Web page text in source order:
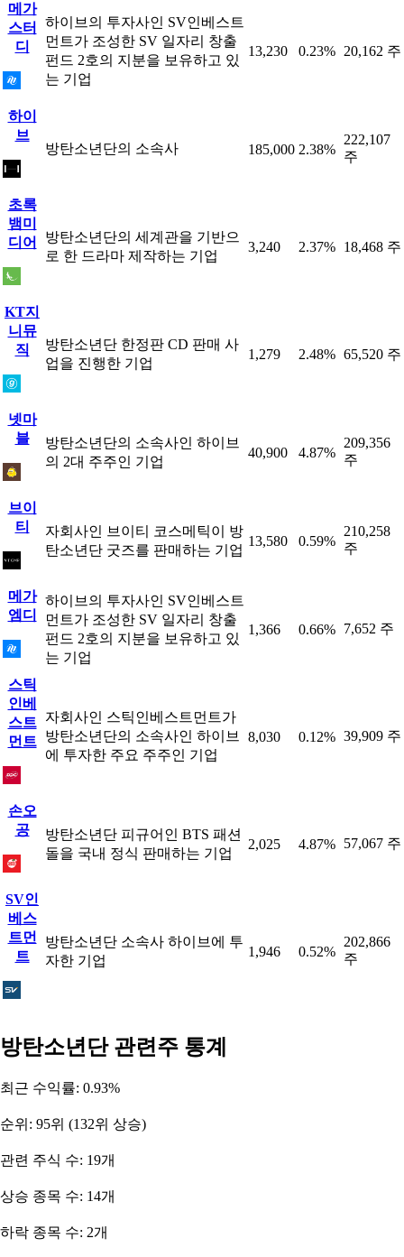
메가
스터
디
하이브의 투자사인 SV인베스트
먼트가 조성한 SV 일자리 창출
펀드 2호의 지분을 보유하고 있
는 기업
13,230 0.23% 20,162 주
하이
브
방탄소년단의 소속사
185,000 2.38%
222,107
주
초록
뱀미
디어
방탄소년단의 세계관을 기반으
로 한 드라마 제작하는 기업
3,240 2.37% 18,468 주
KT지
니뮤
직
방탄소년단 한정판 CD 판매 사
업을 진행한 기업
1,279 2.48% 65,520 주
넷마
블
방탄소년단의 소속사인 하이브
의 2대 주주인 기업
40,900 4.87%
209,356
주
브이
티
자회사인 브이티 코스메틱이 방
탄소년단 굿즈를 판매하는 기업
13,580 0.59%
210,258
주
메가
엠디
하이브의 투자사인 SV인베스트
먼트가 조성한 SV 일자리 창출
펀드 2호의 지분을 보유하고 있
는 기업
1,366 0.66% 7,652 주
스틱
인베
스트
먼트
자회사인 스틱인베스트먼트가
방탄소년단의 소속사인 하이브
에 투자한 주요 주주인 기업
8,030 0.12% 39,909 주
손오
공
방탄소년단 피규어인 BTS 패션
돌을 국내 정식 판매하는 기업
2,025 4.87% 57,067 주
SV인
베스
트먼
트
방탄소년단 소속사 하이브에 투
자한 기업
1,946 0.52%
202,866
주
방탄소년단 관련주 통계
최근 수익률: 0.93%
순위: 95위 (132위 상승)
관련 주식 수: 19개
상승 종목 수: 14개
하락 종목 수: 2개